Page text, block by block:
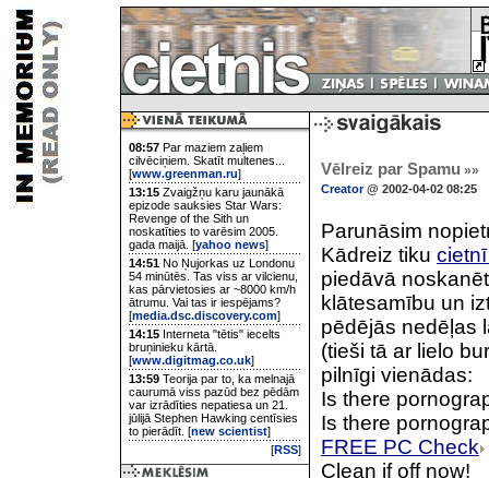
08:57 Par maziem zaļiem
cilvēciņiem. Skatīt multenes...
[www.greenman.ru]
13:15 Zvaigžņu karu jaunākā
epizode sauksies Star Wars:
Revenge of the Sith un
noskatīties to varēsim 2005.
gada maijā. [yahoo news]
14:51 No Ņujorkas uz Londonu
54 minūtēs. Tas viss ar vilcienu,
kas pārvietosies ar ~8000 km/h
ātrumu. Vai tas ir iespējams?
[media.dsc.discovery.com]
14:15 Interneta "tētis" iecelts
bruņinieku kārtā.
[www.digitmag.co.uk]
13:59 Teorija par to, ka melnajā
caurumā viss pazūd bez pēdām
var izrādīties nepatiesa un 21.
jūlijā Stephen Hawking centīsies
to pierādīt. [new scientist]
[RSS]
Vēlreiz par Spamu »»
Creator@ 2002-04-02 08:25
Parunāsim
Kādreiz tiku
piedāvā
klātesamību un
pēdējās nedēļas
(tieši tā ar lielo
pilnīgi vienādas:
Is there
Is there
FREE PC Check
Clean if off now!